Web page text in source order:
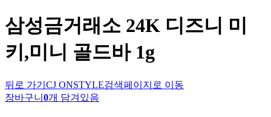
삼성금거래소 24K 디즈니 미
키,미니 골드바 1g
뒤로 가기 CJ ONSTYLE검색페이지로 이동
장바구니 0개 담겨있음